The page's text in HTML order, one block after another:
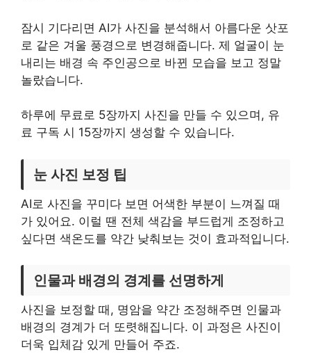
잠시 기다리면 AI가 사진을 분석해서 아름다운 삿포
로 같은 겨울 풍경으로 변경해줍니다. 제 얼굴이 눈
내리는 배경 속 주인공으로 바뀐 모습을 보고 정말
놀랐습니다.
하루에 무료로 5장까지 사진을 만들 수 있으며, 유
료 구독 시 15장까지 생성할 수 있습니다.
눈 사진 보정 팁
AI로 사진을 꾸미다 보면 어색한 부분이 느껴질 때
가 있어요. 이럴 땐 전체 색감을 부드럽게 조정하고
싶다면 색온도를 약간 낮춰보는 것이 효과적입니다.
인물과 배경의 경계를 선명하게
사진을 보정할 때, 명암을 약간 조정해주면 인물과
배경의 경계가 더 또렷해집니다. 이 과정은 사진이
더욱 입체감 있게 만들어 주죠.